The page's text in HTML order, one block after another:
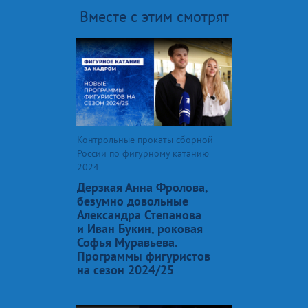
Вместе с этим смотрят
Контрольные прокаты сборной
России по фигурному катанию
2024
Дерзкая Анна Фролова,
безумно довольные
Александра Степанова
и Иван Букин, роковая
Софья Муравьева.
Программы фигуристов
на сезон 2024/25